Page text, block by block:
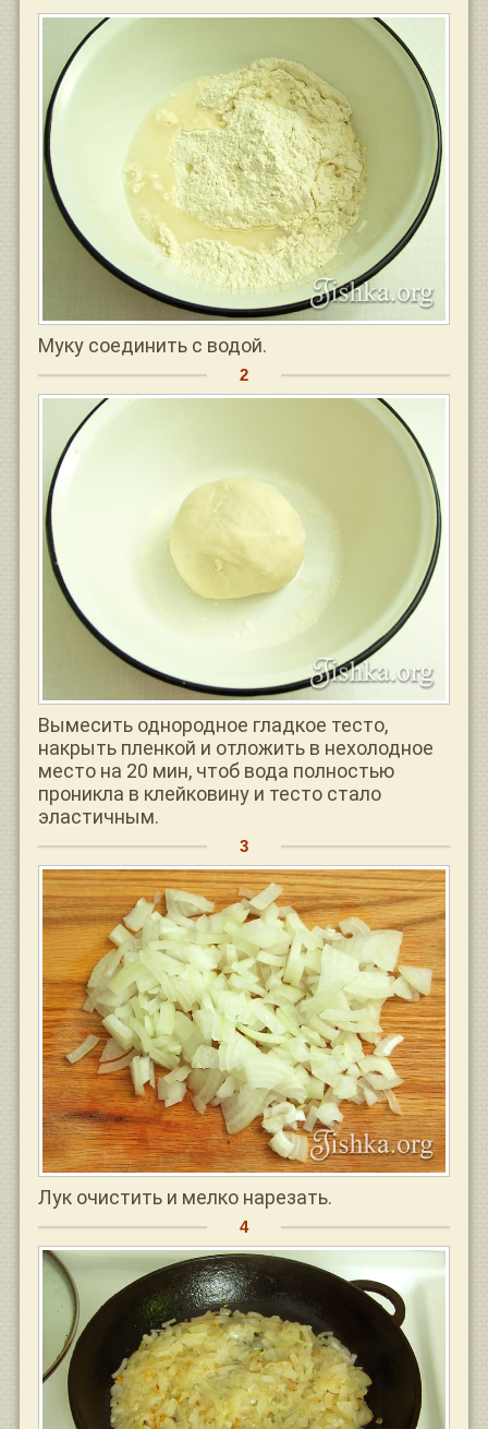
Муку соединить с водой.
Вымесить однородное гладкое тесто,
накрыть пленкой и отложить в нехолодное
место на 20 мин, чтоб вода полностью
проникла в клейковину и тесто стало
эластичным.
Лук очистить и мелко нарезать.